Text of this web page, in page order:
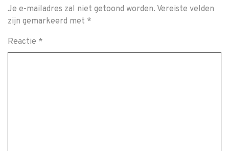
Je e-mailadres zal niet getoond worden. Vereiste velden
zijn gemarkeerd met *
Reactie *